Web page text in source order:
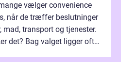
vælger convenience
når de træffer beslutninger
mad, transport og tjenester.
det? Bag valget ligger ofte